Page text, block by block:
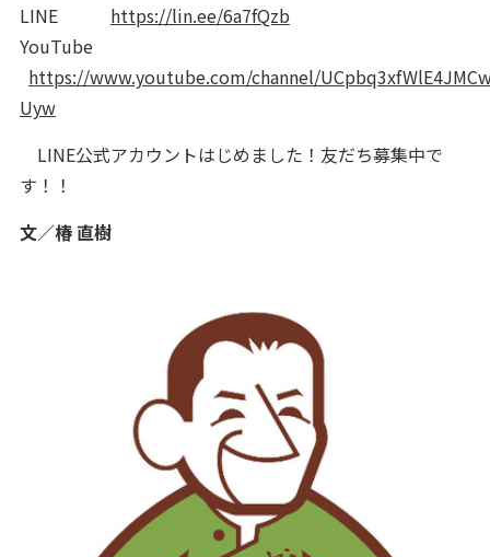
LINE https://lin.ee/6a7fQzb
YouTube
https://www.youtube.com/channel/
Uyw
LINE公式アカウントはじめました！友だち募集中で
す！！
文／椿 直樹